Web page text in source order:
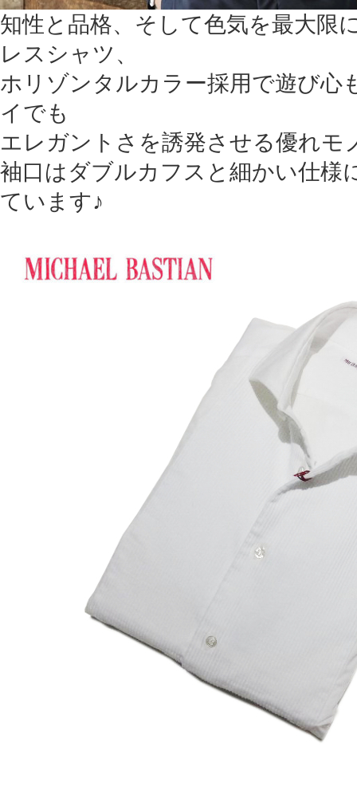
知性と品格、そして色気を最大限
レスシャツ、
ホリゾンタルカラー採用で遊び心
イでも
エレガントさを誘発させる優れモ
袖口はダブルカフスと細かい仕様
ています♪